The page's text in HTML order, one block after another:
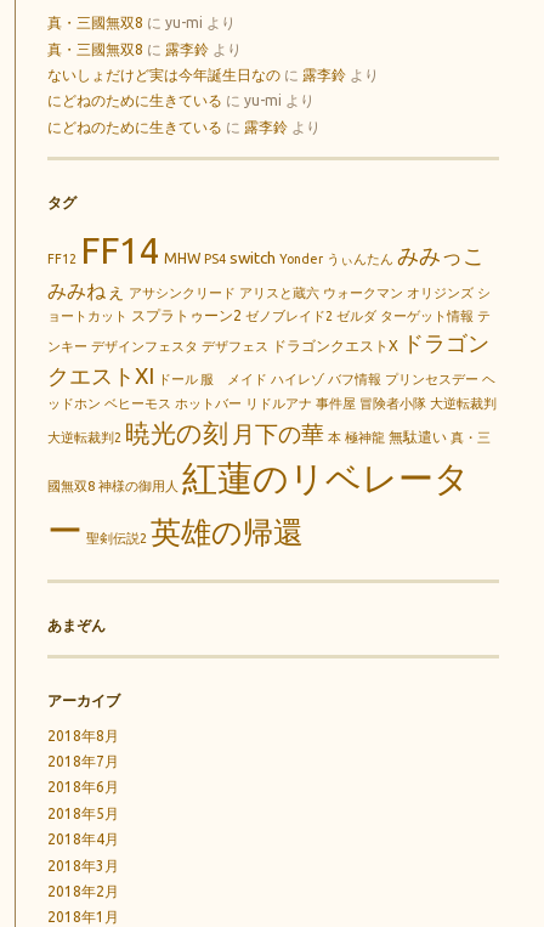
真・三國無双8 に yu-mi より
真・三國無双8 に 露李鈴より
ないしょだけど実は今年誕生日なのに 露李鈴より
にどねのために生きている に yu-mi より
にどねのために生きている に 露李鈴より
タグ
FF12 FF14 MHW PS4 switch Yonder うぃんたん みみっこ
みみねぇ アサシンクリード アリスと蔵六 ウォークマン オリジンズ シ
ョートカット スプラトゥーン2 ゼノブレイド2 ゼルダ ターゲット情報 テ
ンキー デザインフェスタ デザフェス ドラゴンクエストX
ドラゴン
クエストXI
ドール 服 メイド ハイレゾ バフ情報 プリンセスデー ヘ
ッドホン ベヒーモス ホットバー リドルアナ 事件屋 冒険者小隊 大逆転裁判
大逆転裁判2 暁光の刻 月下の華 本 極神龍 無駄遣い 真・三
國無双8 神様の御用人 紅蓮のリベレータ
ー 聖剣伝説2 英雄の帰還
あまぞん
アーカイブ
2018年8月
2018年7月
2018年6月
2018年5月
2018年4月
2018年3月
2018年2月
2018年1月